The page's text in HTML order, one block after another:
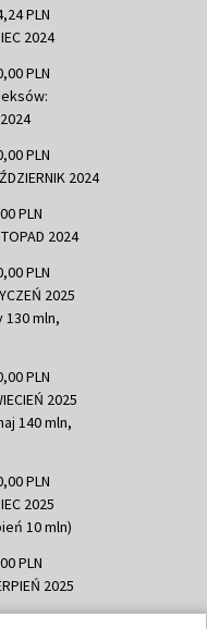
PLN
2024
PLN
PLN
2024
PLN
2024
PLN
2025
130 mln,
PLN
2025
140 mln,
PLN
2025
10 mln)
PLN
2025